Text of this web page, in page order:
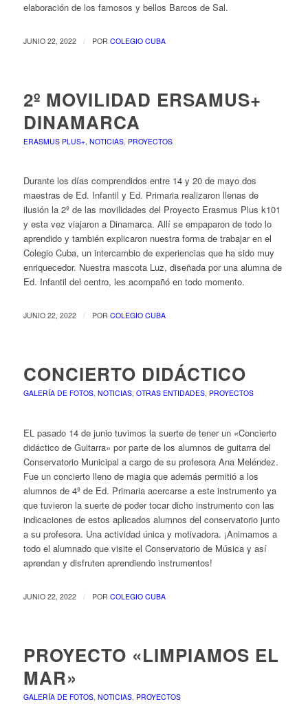
elaboración de los famosos y bellos Barcos de Sal.
JUNIO 22, 2022 / POR COLEGIO CUBA
2º MOVILIDAD ERSAMUS+
DINAMARCA
ERASMUS PLUS+, NOTICIAS, PROYECTOS
Durante los días comprendidos entre 14 y 20 de mayo dos
maestras de Ed. Infantil y Ed. Primaria realizaron llenas de
ilusión la 2º de las movilidades del Proyecto Erasmus Plus k101
y esta vez viajaron a Dinamarca. Allí se empaparon de todo lo
aprendido y también explicaron nuestra forma de trabajar en el
Colegio Cuba, un intercambio de experiencias que ha sido muy
enriquecedor. Nuestra mascota Luz, diseñada por una alumna de
Ed. Infantil del centro, les acompañó en todo momento.
JUNIO 22, 2022 / POR COLEGIO CUBA
CONCIERTO DIDÁCTICO
GALERÍA DE FOTOS, NOTICIAS, OTRAS ENTIDADES, PROYECTOS
EL pasado 14 de junio tuvimos la suerte de tener un «Concierto
didáctico de Guitarra» por parte de los alumnos de guitarra del
Conservatorio Municipal a cargo de su profesora Ana Meléndez.
Fue un concierto lleno de magia que además permitió a los
alumnos de 4º de Ed. Primaria acercarse a este instrumento ya
que tuvieron la suerte de poder tocar dicho instrumento con las
indicaciones de estos aplicados alumnos del conservatorio junto
a su profesora. Una actividad única y motivadora. ¡Animamos a
todo el alumnado que visite el Conservatorio de Música y así
aprendan y disfruten aprendiendo instrumentos!
JUNIO 22, 2022 / POR COLEGIO CUBA
PROYECTO «LIMPIAMOS EL
MAR»
GALERÍA DE FOTOS, NOTICIAS, PROYECTOS